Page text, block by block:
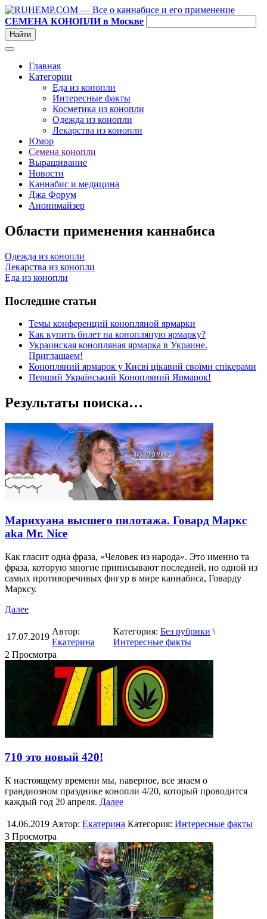
СЕМЕНА КОНОПЛИ в Москве
Главная
Категории
Еда из конопли
Интересные факты
Косметика из конопли
Одежда из конопли
Лекарства из конопли
Юмор
Семена конопли
Выращивание
Новости
Каннабис и медицина
Джа Форум
Анонимайзер
Области применения каннабиса
Одежда из конопли
Лекарства из конопли
Еда из конопли
Последние статьи
Темы конференций конопляной ярмарки
Как купить билет на конопляную ярмарку?
Украинская конопляная ярмарка в Украине.
Приглашаем!
Конопляний ярмарок у Києві цікавий своїми спікерами
Перший Український Конопляний Ярмарок!
Результаты поиска…
Марихуана высшего пилотажа. Говард Маркс
aka Mr. Nice
Как гласит одна фраза, «Человек из народа». Это именно та
фраза, которую многие приписывают последней, но одной из
самых противоречивых фигур в мире каннабиса, Говарду
Марксу.
Далее
17.07.2019
Автор:
Екатерина
Категория: Без рубрики \
Интересные факты
2 Просмотра
710 это новый 420!
К настоящему времени мы, наверное, все знаем о
грандиозном празднике конопли 4/20, который проводится
каждый год 20 апреля. Далее
14.06.2019 Автор: Екатерина Категория: Интересные факты
3 Просмотра